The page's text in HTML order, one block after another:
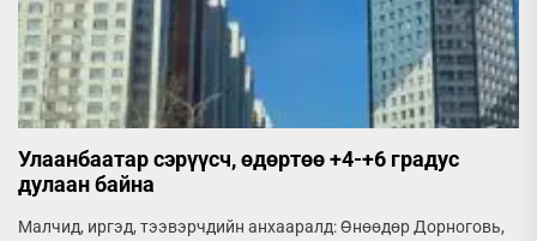
Улаанбаатар сэрүүсч, өдөртөө +4-+6 градус
дулаан байна
Малчид, иргэд, тээвэрчдийн анхааралд: Өнөөдөр Дорноговь,